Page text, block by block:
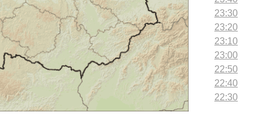
23:30
23:20
23:10
23:00
22:50
22:40
22:30